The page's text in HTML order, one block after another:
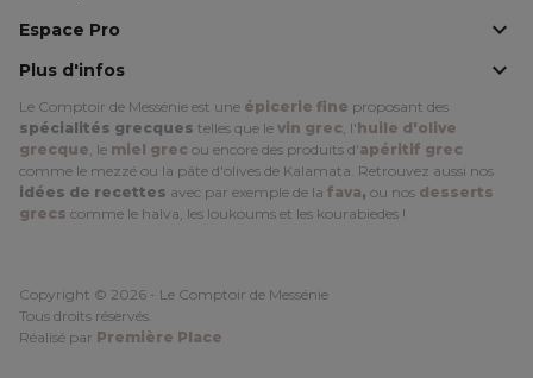
Espace Pro 
Plus d'infos 
Le Comptoir de Messénie est une épicerie fine proposant des
spécialités grecques telles que le vin grec, l'huile d'olive
grecque, le miel grec ou encore des produits d'apéritif grec
comme le mezzé ou la pâte d'olives de Kalamata. Retrouvez aussi nos
idées de recettes avec par exemple de la fava, ou nos desserts
grecs comme le halva, les loukoums et les kourabiedes !
Copyright © 2026 - Le Comptoir de Messénie
Tous droits réservés.
Réalisé par Première Place